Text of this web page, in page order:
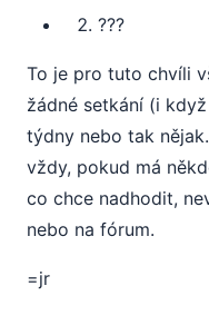
???
To je pro tuto chvíli
žádné setkání (i
týdny nebo tak
vždy, pokud má
co chce nadhodit,
nebo na fórum.
=jr